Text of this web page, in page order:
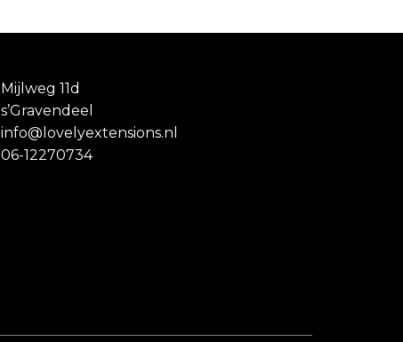
Mijlweg 11d
s’Gravendeel
info@lovelyextensions.nl
06-12270734